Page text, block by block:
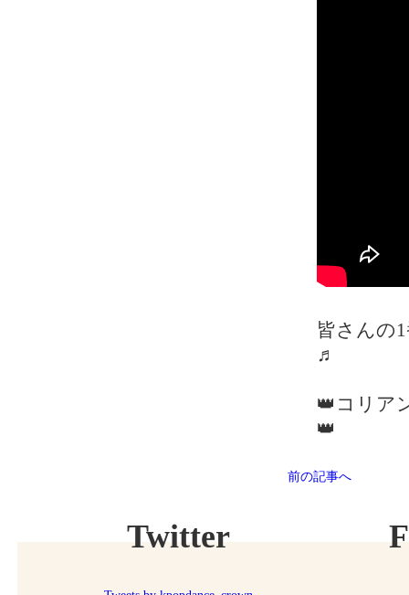
皆さんの
♬
👑コリア
👑
前の記事へ
Twitter